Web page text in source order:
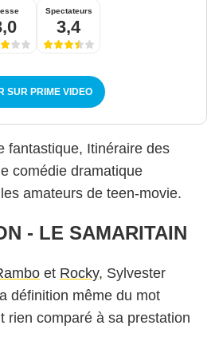
Spectateurs
3,4
SUR PRIME VIDEO
fantastique, Itinéraire des
comédie dramatique
amateurs de teen-movie.
- LE SAMARITAIN
et Rocky, Sylvester
définition même du mot
rien comparé à sa prestation
Prime Video